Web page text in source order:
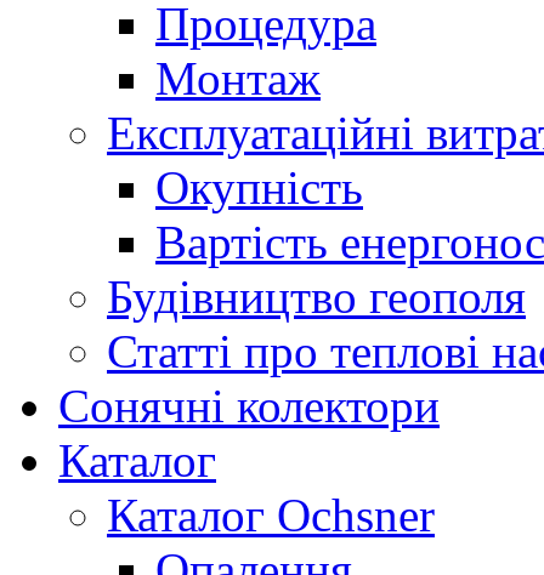
Процедура
Монтаж
Експлуатаційні
Окупність
Вартість
Будівництво геополя
Статті про теплові
Сонячні колектори
Каталог
Каталог Ochsner